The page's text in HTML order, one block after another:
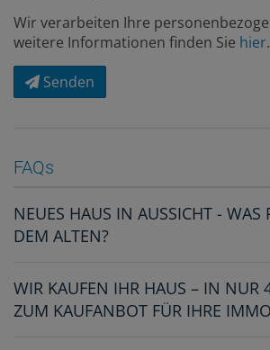
Wir verarbeiten Ihre
weitere Informationen finden Sie hier.
Senden
FAQs
NEUES HAUS IN AUSSICHT - WAS
DEM ALTEN?
WIR KAUFEN IHR HAUS – IN NUR
ZUM KAUFANBOT FÜR IHRE